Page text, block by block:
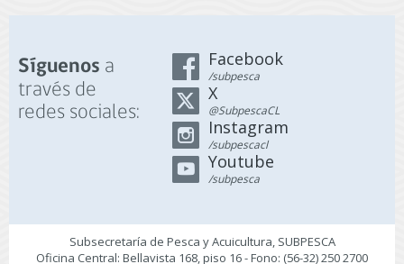
Síguenos a
través de
redes sociales:
Facebook
/subpesca
X
@SubpescaCL
Instagram
/subpescacl
Youtube
/subpesca
Subsecretaría de Pesca y Acuicultura, SUBPESCA
Oficina Central: Bellavista 168, piso 16 - Fono: (56-32) 250 2700